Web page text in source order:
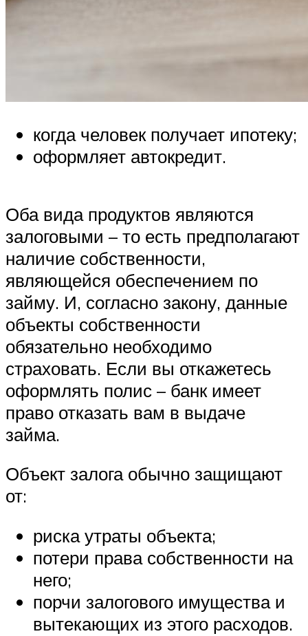
когда человек получает ипотеку;
оформляет автокредит.
Оба вида продуктов являются
залоговыми – то есть предполагают
наличие собственности,
являющейся обеспечением по
займу. И, согласно закону, данные
объекты собственности
обязательно необходимо
страховать. Если вы откажетесь
оформлять полис – банк имеет
право отказать вам в выдаче
займа.
Объект залога обычно защищают
от:
риска утраты объекта;
потери права собственности на
него;
порчи залогового имущества и
вытекающих из этого расходов.